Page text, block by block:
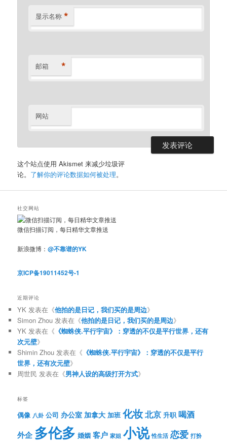
显示名称 *
邮箱 *
网站
这个站点使用 Akismet 来减少垃圾评
论。 了解你的评论数据如何被处理。
社交网站
微信扫描订阅，每日精华文章推送
新浪微博：@不靠谱的YK
京ICP备19011452号-1
近期评论
YK 发表在《他拍的是日记，我们买的是周边》
Simon Zhou 发表在《他拍的是日记，我们买的是周边》
YK 发表在《 《蜘蛛侠.平行宇宙》：穿透的不仅是平行世界，还有
次元壁》
Shimin Zhou 发表在《 《蜘蛛侠.平行宇宙》：穿透的不仅是平行
世界，还有次元壁》
周世民 发表在《男神人设的高级打开方式》
标签
偶像 八卦 公司 办公室 加拿大 加班 化妆北京 升职 喝酒
外企 多伦多 婚姻 客户 家姐 小说 性生活 恋爱 打扮